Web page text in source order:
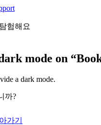
험해요
mode on
a dark mode.
까?
가기